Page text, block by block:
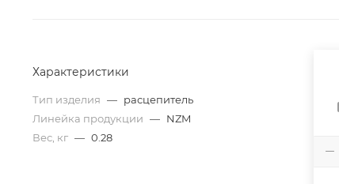
Характеристики
Тип изделия — расцепитель
Линейка продукции — NZM
Вес, кг — 0.28